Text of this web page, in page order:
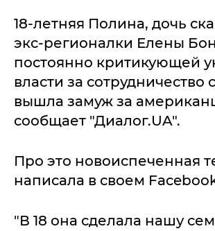
18-летняя Полина, дочь
экс-регионалки Елены
постоянно критикующей
власти за сотрудничество
вышла замуж за
сообщает "Диалог.UA".
Про это новоиспеченная
написала в своем
"В 18 она сделала нашу